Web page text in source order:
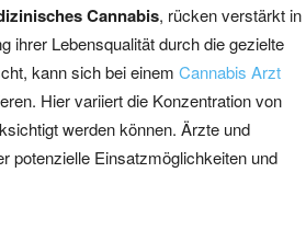
Cannabis, rücken verstärkt in
ihrer Lebensqualität durch die gezielte
kann sich bei einem Cannabis Arzt
Hier variiert die Konzentration von
werden können. Ärzte und
potenzielle Einsatzmöglichkeiten und